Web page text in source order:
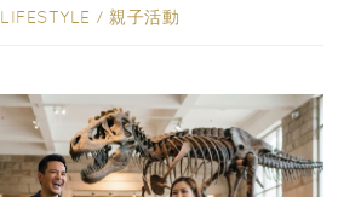
LIFESTYLE / 親子活動